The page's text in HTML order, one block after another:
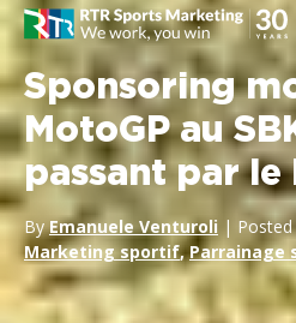
Sponsoring
MotoGP au
passant par le
ByEmanuele Venturoli | Posted
Marketing sportif,Parrainage